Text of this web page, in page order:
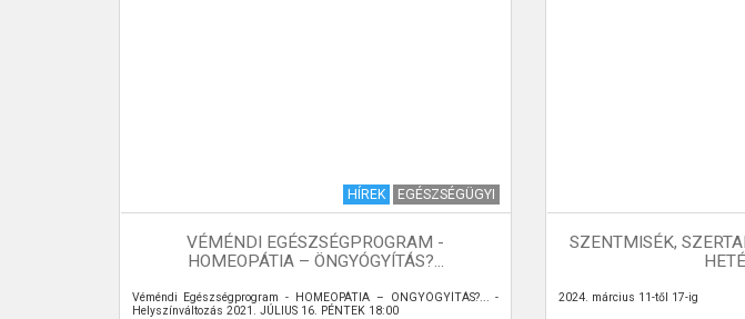
HÍREK EGÉSZSÉGÜGYI
VÉMÉNDI EGÉSZSÉGPROGRAM -
HOMEOPÁTIA – ÖNGYÓGYÍTÁS?...
Véméndi Egészségprogram - HOMEOPÁTIA – ÖNGYÓGYÍTÁS?... -
Helyszínváltozás 2021. JÚLIUS 16. PÉNTEK 18:00
SZENTMISÉK,
2024. március 11-től 17-ig